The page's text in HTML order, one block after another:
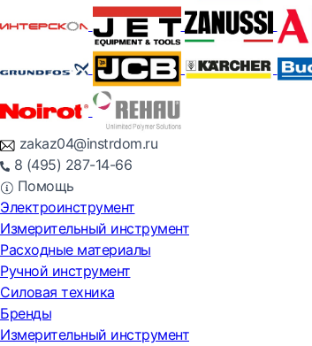
zakaz04@instrdom.ru
8 (495) 287-14-66
Помощь
Электроинструмент
Измерительный инструмент
Расходные материалы
Ручной инструмент
Силовая техника
Бренды
Измерительный инструмент